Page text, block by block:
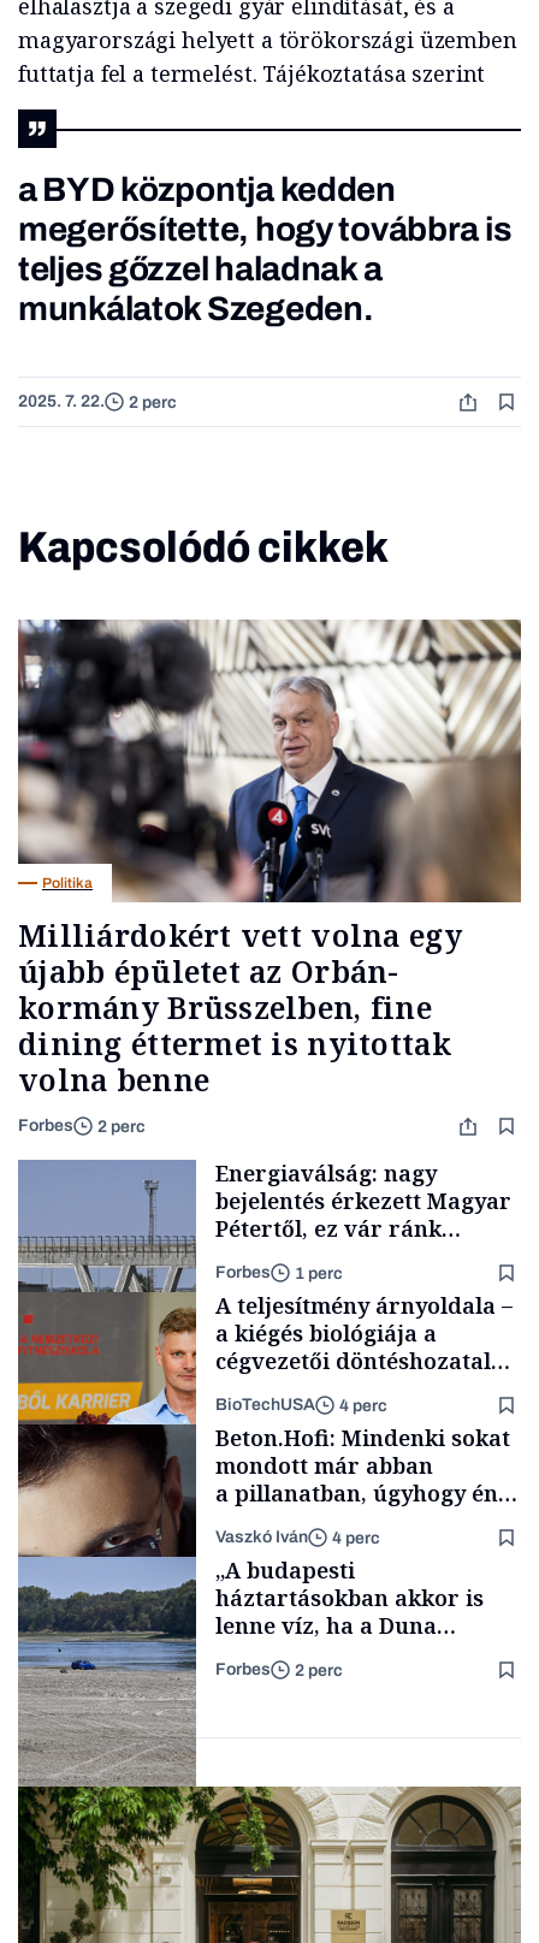
elhalasztja a szegedi gyár elindítását, és a
magyarországi helyett a törökországi üzemben
futtatja fel a termelést. Tájékoztatása szerint
a BYD központja kedden
megerősítette, hogy továbbra is
teljes gőzzel haladnak a
munkálatok Szegeden.
2025. 7. 22. 2 perc
Kapcsolódó cikkek
Politika
Milliárdokért vett volna egy
újabb épületet az Orbán-
kormány Brüsszelben, fine
dining éttermet is nyitottak
volna benne
Forbes 2 perc
Energia
Energiaválság: nagy
bejelentés érkezett Magyar
Pétertől, ez vár ránk
péntektől
Forbes 1 perc
Content Lab HUB
A teljesítmény árnyoldala –
a kiégés biológiája a
cégvezetői döntéshozatal
BioTechUSA 4 perc
Forbes-sztori
Beton.Hofi: Mindenki sokat
mondott már abban
a pillanatban, úgyhogy én
a legsarkosabb
gondolataimat akartam
kimondani
Vaszkó Iván 4 perc
Energia
„A budapesti
háztartásokban akkor is
lenne víz, ha a Duna
medrében már egy cseppet
se találnánk”
Forbes 2 perc